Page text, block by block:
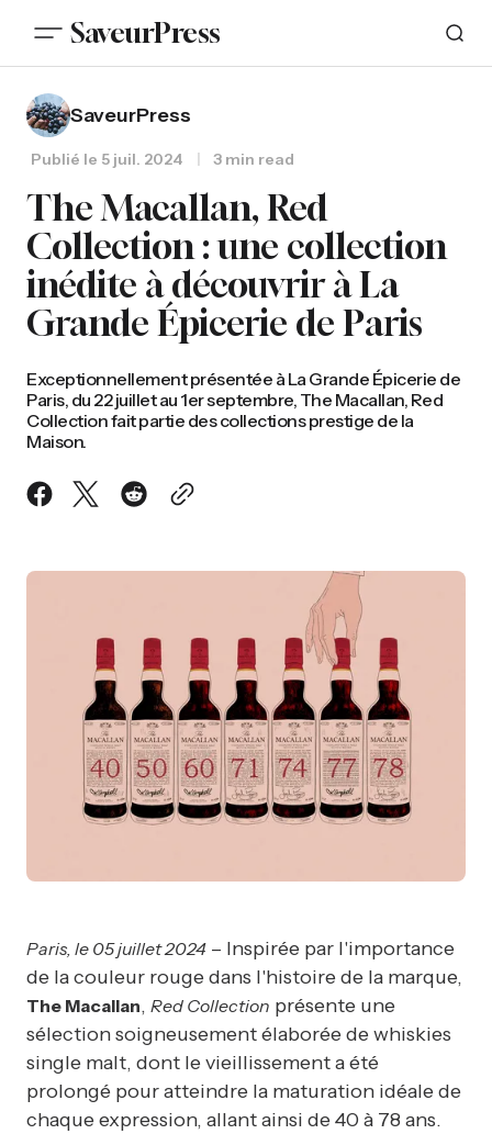
SaveurPress
SaveurPress
Publié le 5 juil. 2024 3 min read
The Macallan, Red
Collection : une collection
inédite à découvrir à La
Grande Épicerie de Paris
Exceptionnellement présentée à La Grande Épicerie de
Paris, du 22 juillet au 1er septembre, The Macallan, Red
Collection fait partie des collections prestige de la
Maison.
Paris, le 05 juillet 2024 – Inspirée par l'importance
de la couleur rouge dans l'histoire de la marque,
The Macallan, Red Collection présente une
sélection soigneusement élaborée de whiskies
single malt, dont le vieillissement a été
prolongé pour atteindre la maturation idéale de
chaque expression, allant ainsi de 40 à 78 ans.